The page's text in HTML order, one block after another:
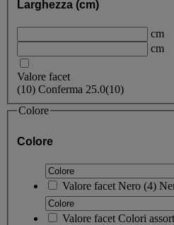
Larghezza (cm)
cm
cm
Valore facet
(10) Conferma 25.0(10)
Colore
Colore
Valore facet Nero (4)
Valore facet Colori